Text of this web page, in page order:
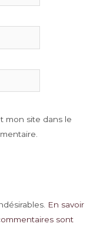
mon site dans le
En savoir
sont